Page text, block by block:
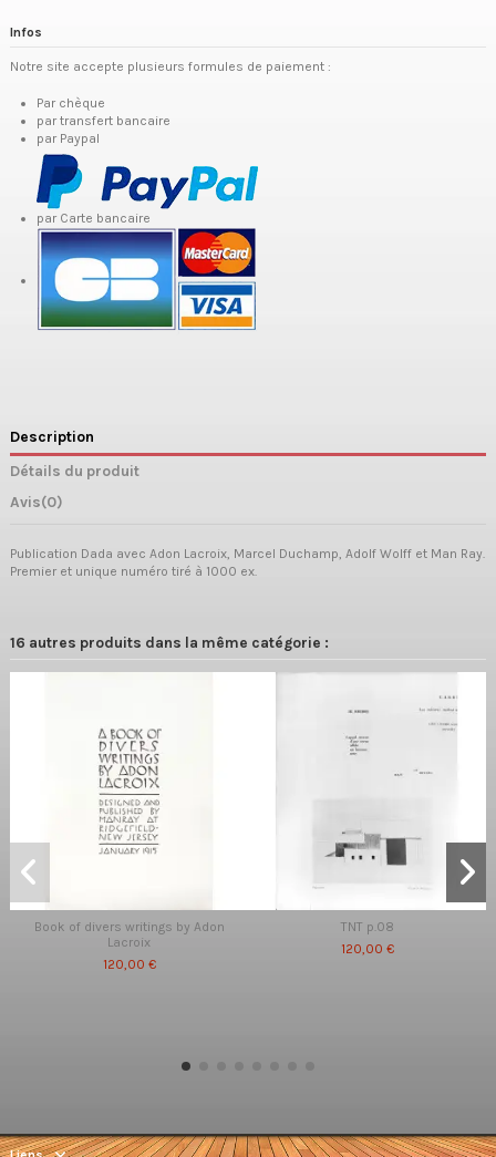
Infos
Notre site accepte plusieurs formules de paiement :
Par chèque
par transfert bancaire
par Paypal
par Carte bancaire
Description
Détails du produit
Avis(0)
Publication Dada avec Adon Lacroix, Marcel Duchamp, Adolf Wolff et Man Ray.
Premier et unique numéro tiré à 1000 ex.
16 autres produits dans la même catégorie :
Book of divers writings by Adon
Lacroix
120,00 €
TNT p.08
120,00 €